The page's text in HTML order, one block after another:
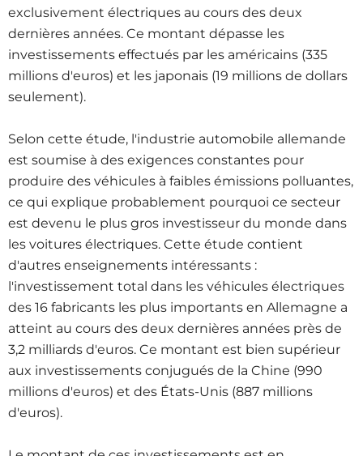
exclusivement électriques au cours des deux
dernières années. Ce montant dépasse les
investissements effectués par les américains (335
millions d'euros) et les japonais (19 millions de dollars
seulement).
Selon cette étude, l'industrie automobile allemande
est soumise à des exigences constantes pour
produire des véhicules à faibles émissions polluantes,
ce qui explique probablement pourquoi ce secteur
est devenu le plus gros investisseur du monde dans
les voitures électriques. Cette étude contient
d'autres enseignements intéressants :
l'investissement total dans les véhicules électriques
des 16 fabricants les plus importants en Allemagne a
atteint au cours des deux dernières années près de
3,2 milliards d'euros. Ce montant est bien supérieur
aux investissements conjugués de la Chine (990
millions d'euros) et des États-Unis (887 millions
d'euros).